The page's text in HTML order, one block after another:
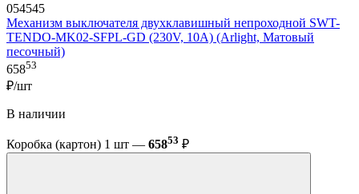
054545
Механизм выключателя двухклавишный непроходной SWT-
TENDO-MK02-SFPL-GD (230V, 10A) (Arlight, Матовый
песочный)
65853
₽/шт
В наличии
Коробка (картон) 1 шт — 65853 ₽